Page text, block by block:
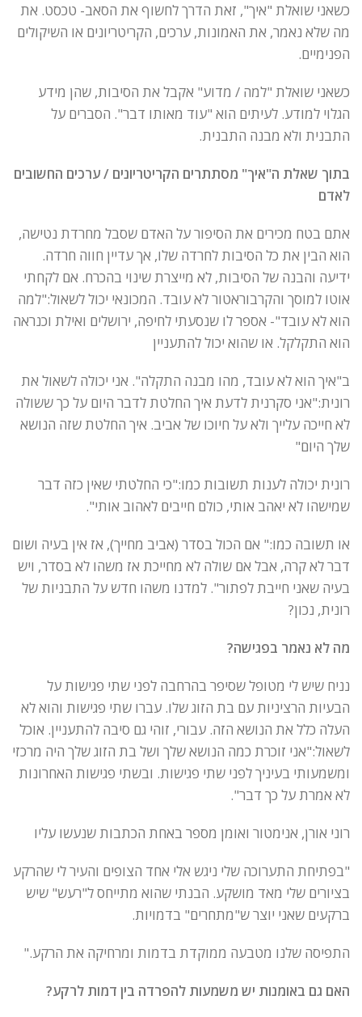
כשאני שואלת "איך", זאת הדרך לחשוף את הסאב- טכסט. את
מה שלא נאמר, את האמונות, ערכים, הקריטריונים או השיקולים
הפנימיים.
כשאני שואלת "למה / מדוע" אקבל את הסיבות, שהן מידע
הגלוי למודע. לעיתים הוא "עוד מאותו דבר". הסברים על
התבנית ולא מבנה התבנית.
בתוך שאלת ה"איך" מסתתרים הקריטריונים / ערכים החשובים
לאדם
אתם בטח מכירים את הסיפור על האדם שסבל מחרדת נטישה,
הוא הבין את כל הסיבות לחרדה שלו, אך עדיין חווה חרדה.
ידיעה והבנה של הסיבות, לא מייצרת שינוי בהכרח. אם לקחתי
אוטו למוסך והקרבוראטור לא עובד. המכונאי יכול לשאול:"למה
הוא לא עובד"- אספר לו שנסעתי לחיפה, ירושלים ואילת וכנראה
הוא התקלקל. או שהוא יכול להתעניין
ב"איך הוא לא עובד, מהו מבנה התקלה". אני יכולה לשאול את
רונית:"אני סקרנית לדעת איך החלטת לדבר היום על כך ששולה
לא חייכה עלייך ולא על חיוכו של אביב. איך החלטת שזה הנושא
שלך היום"
רונית יכולה לענות תשובות כמו:"כי החלטתי שאין כזה דבר
שמישהו לא יאהב אותי, כולם חייבים לאהוב אותי".
או תשובה כמו:" אם הכול בסדר (אביב מחייך), אז אין בעיה ושום
דבר לא קרה, אבל אם שולה לא מחייכת אז משהו לא בסדר, ויש
בעיה שאני חייבת לפתור". למדנו משהו חדש על התבניות של
רונית, נכון?
מה לא נאמר בפגישה?
נניח שיש לי מטופל שסיפר בהרחבה לפני שתי פגישות על
הבעיות הרציניות עם בת הזוג שלו. עברו שתי פגישות והוא לא
העלה כלל את הנושא הזה. עבורי, זוהי גם סיבה להתעניין. אוכל
לשאול:"אני זוכרת כמה הנושא שלך ושל בת הזוג שלך היה מרכזי
ומשמעותי בעיניך לפני שתי פגישות. ובשתי פגישות האחרונות
לא אמרת על כך דבר".
רוני אורן, אנימטור ואומן מספר באחת הכתבות שנעשו עליו
"בפתיחת התערוכה שלי ניגש אלי אחד הצופים והעיר לי שהרקע
בציורים שלי מאד מושקע. הבנתי שהוא מתייחס ל"רעש" שיש
ברקעים שאני יוצר ש"מתחרים" בדמויות.
התפיסה שלנו מטבעה ממוקדת בדמות ומרחיקה את הרקע."
האם גם באומנות יש משמעות להפרדה בין דמות לרקע?